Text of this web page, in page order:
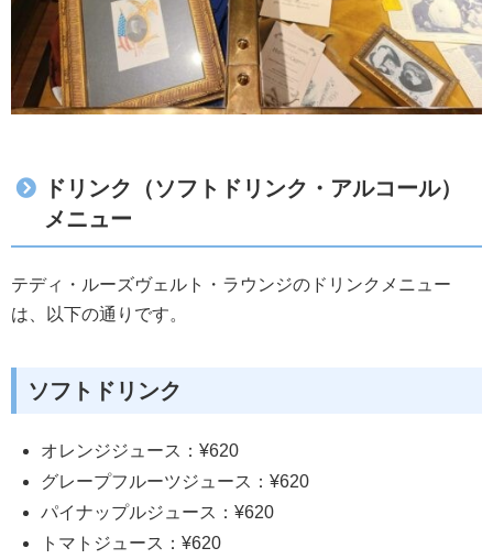
ドリンク（ソフトドリンク・アルコール）
メニュー
テディ・ルーズヴェルト・ラウンジのドリンクメニュー
は、以下の通りです。
ソフトドリンク
オレンジジュース：¥620
グレープフルーツジュース：¥620
パイナップルジュース：¥620
トマトジュース：¥620